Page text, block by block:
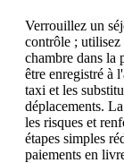
Verrouillez un
contrôle ; utilisez
chambre dans la
être enregistré à
taxi et les
déplacements.
les risques et
étapes simples
paiements en